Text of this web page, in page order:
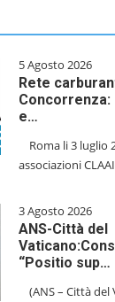
5 Agosto 2026
Rete
Concorrenza:
e…
​Roma li 3 luglio
associazioni
3 Agosto 2026
ANS-Città del
“Positio sup…
(ANS – Città del